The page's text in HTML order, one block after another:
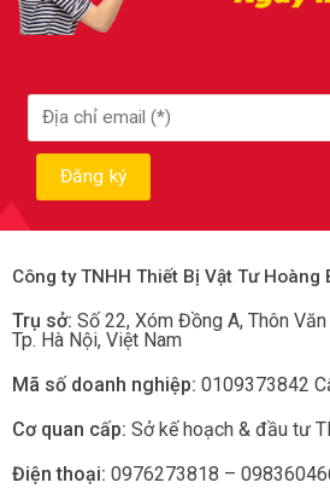
Công ty TNHH Thiết Bị Vật Tư Hoàng
Trụ sở: Số 22, Xóm Đồng A, Thôn
Tp. Hà Nội, Việt Nam
Mã số doanh nghiệp: 0109373842
Cơ quan cấp: Sở kế hoạch & đầu tư
Điện thoại: 0976273818 –